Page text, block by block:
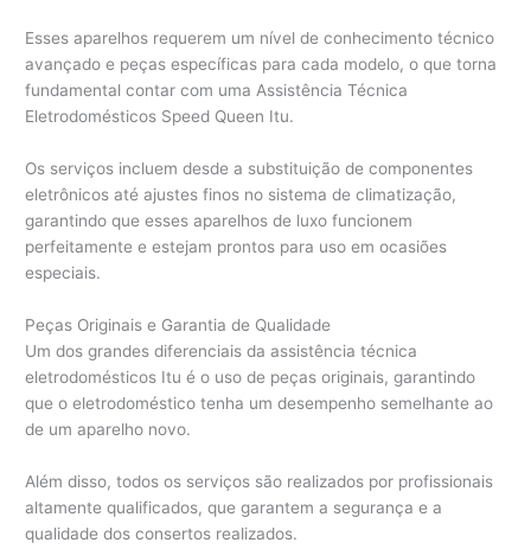
Esses aparelhos requerem um nível de conhecimento técnico
avançado e peças específicas para cada modelo, o que torna
fundamental contar com uma Assistência Técnica
Eletrodomésticos Speed Queen Itu.
Os serviços incluem desde a substituição de componentes
eletrônicos até ajustes finos no sistema de climatização,
garantindo que esses aparelhos de luxo funcionem
perfeitamente e estejam prontos para uso em ocasiões
especiais.
Peças Originais e Garantia de Qualidade
Um dos grandes diferenciais da assistência técnica
eletrodomésticos Itu é o uso de peças originais, garantindo
que o eletrodoméstico tenha um desempenho semelhante ao
de um aparelho novo.
Além disso, todos os serviços são realizados por profissionais
altamente qualificados, que garantem a segurança e a
qualidade dos consertos realizados.